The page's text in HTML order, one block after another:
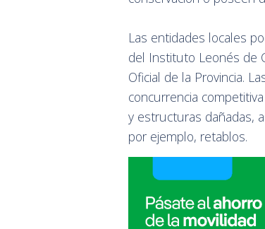
Las entidades locales
del Instituto Leonés de
Oficial de la Provincia.
concurrencia
y estructuras dañadas,
por ejemplo, retablos.